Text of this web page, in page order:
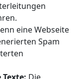
eine Webseite
Spam